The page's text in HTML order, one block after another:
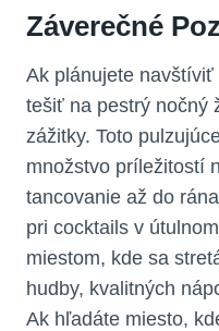
Záverečné
Ak plánujete navštíviť
tešiť na pestrý nočný
zážitky. Toto
množstvo príležitostí
tancovanie až do
pri cocktails v
miestom, kde sa
hudby, kvalitných
Ak hľadáte miesto,